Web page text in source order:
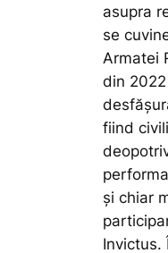
asupra
se
Armatei
din
fiind
şi chiar
Invictus.